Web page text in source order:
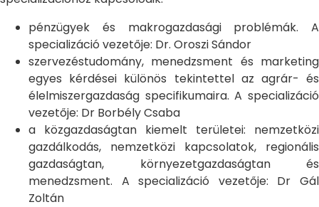
pénzügyek és makrogazdasági problémák. A
specializáció vezetője: Dr. Oroszi Sándor
szervezéstudomány, menedzsment és marketing
egyes kérdései különös tekintettel az agrár- és
élelmiszergazdaság specifikumaira. A specializáció
vezetője: Dr Borbély Csaba
a közgazdaságtan kiemelt területei: nemzetközi
gazdálkodás, nemzetközi kapcsolatok, regionális
gazdaságtan, környezetgazdaságtan és
menedzsment. A specializáció vezetője: Dr Gál
Zoltán